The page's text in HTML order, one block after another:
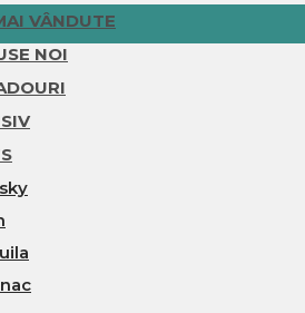
VÂNDUTE
NOI